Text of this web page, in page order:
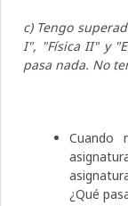
c) Tengo
I", "Física II" y
pasa nada. No
Cuando
¿Qué